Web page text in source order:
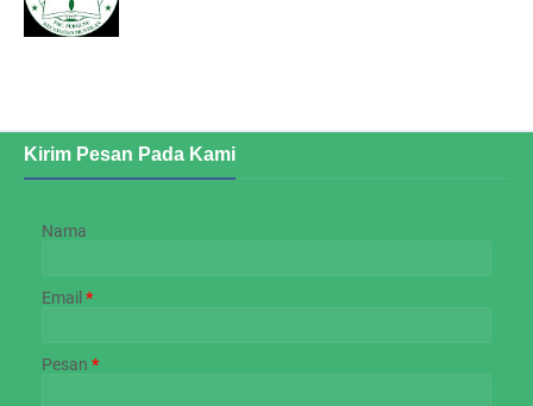
Kirim Pesan Pada Kami
Nama
Email *
Pesan *